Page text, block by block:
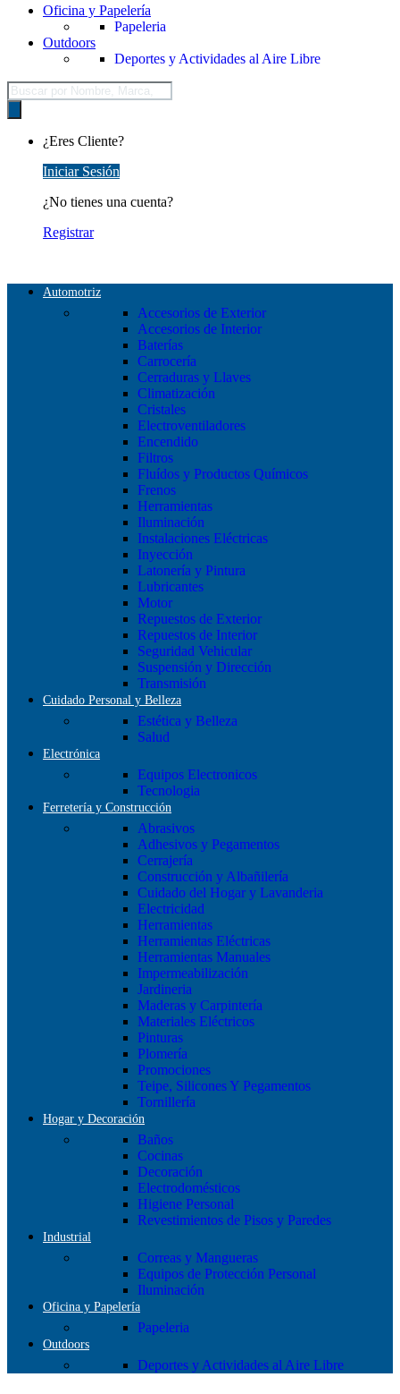
Oficina y Papelería
Papeleria
Outdoors
Deportes y Actividades al Aire Libre
Búsqueda
de
productos
¿Eres Cliente?
Iniciar Sesión
¿No tienes una cuenta?
Registrar
Automotriz
Accesorios de Exterior
Accesorios de Interior
Baterías
Carrocería
Cerraduras y Llaves
Climatización
Cristales
Electroventiladores
Encendido
Filtros
Fluídos y Productos Químicos
Frenos
Herramientas
Iluminación
Instalaciones Eléctricas
Inyección
Latonería y Pintura
Lubricantes
Motor
Repuestos de Exterior
Repuestos de Interior
Seguridad Vehicular
Suspensión y Dirección
Transmisión
Cuidado Personal y Belleza
Estética y Belleza
Salud
Electrónica
Equipos Electronicos
Tecnologia
Ferretería y Construcción
Abrasivos
Adhesivos y Pegamentos
Cerrajería
Construcción y Albañilería
Cuidado del Hogar y Lavanderia
Electricidad
Herramientas
Herramientas Eléctricas
Herramientas Manuales
Impermeabilización
Jardineria
Maderas y Carpintería
Materiales Eléctricos
Pinturas
Plomería
Promociones
Teipe, Silicones Y Pegamentos
Tornillería
Hogar y Decoración
Baños
Cocinas
Decoración
Electrodomésticos
Higiene Personal
Revestimientos de Pisos y Paredes
Industrial
Correas y Mangueras
Equipos de Protección Personal
Iluminación
Oficina y Papelería
Papeleria
Outdoors
Deportes y Actividades al Aire Libre